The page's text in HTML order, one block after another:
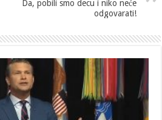
Da, pobili smo decu i niko neće
odgovarati!